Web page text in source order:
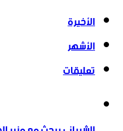
الأخيرة
الأشهر
تعليقات